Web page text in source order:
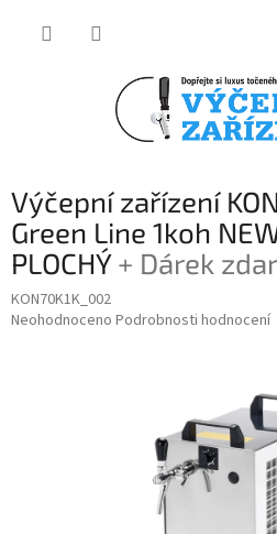
Výčepní zařízení
Green Line 1koh
PLOCHÝ+ Dárek
KON70K1K_002
Průměrné
Neohodnoceno Podrobnosti hodnocení